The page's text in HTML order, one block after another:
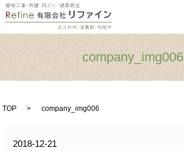
company_img006
TOP company_img006
2018-12-21